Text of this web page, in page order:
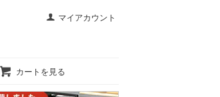
マイアカウント
カートを見る